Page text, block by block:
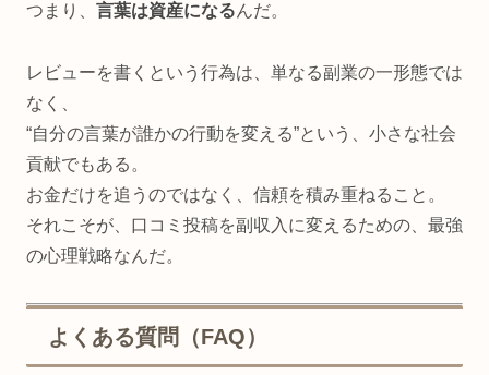
つまり、 言葉は資産になるんだ。
レビューを書くという行為は、単なる副業の一形態では
なく、
“自分の言葉が誰かの行動を変える”という、小さな社会
貢献でもある。
お金だけを追うのではなく、信頼を積み重ねること。
それこそが、口コミ投稿を副収入に変えるための、最強
の心理戦略なんだ。
よくある質問（FAQ）